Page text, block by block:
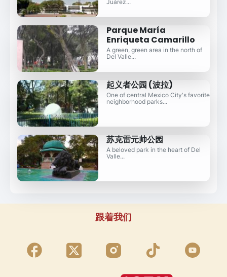
Juárez...
Parque María
Enriqueta Camarillo
A green, green area in the north of
Del Valle...
起义者公园 (波拉)
One of central Mexico City's favorite
neighborhood parks...
苏克雷元帅公园
A beloved park in the heart of Del
Valle...
跟着我们